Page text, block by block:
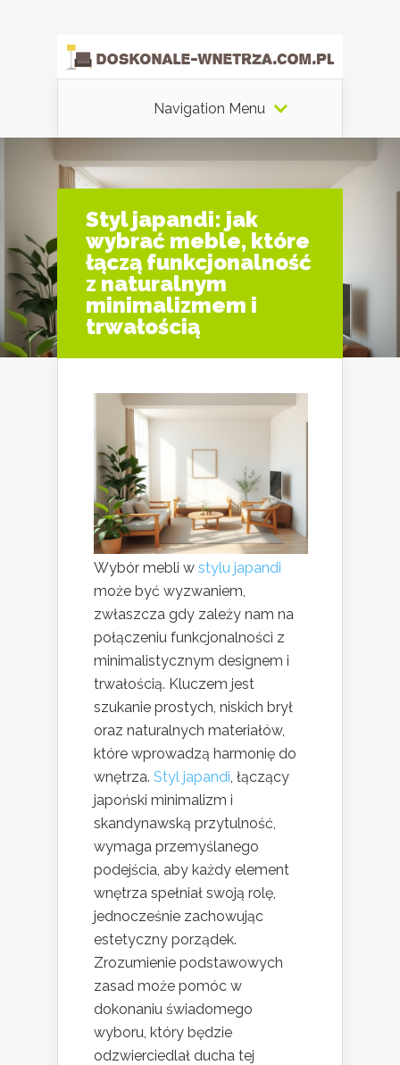
Navigation Menu
Styl japandi: jak
wybrać meble, które
łączą funkcjonalność
z naturalnym
minimalizmem i
trwałością
Wybór mebli w stylu japandi
może być wyzwaniem,
zwłaszcza gdy zależy nam na
połączeniu funkcjonalności z
minimalistycznym designem i
trwałością. Kluczem jest
szukanie prostych, niskich brył
oraz naturalnych materiałów,
które wprowadzą harmonię do
wnętrza. Styl japandi, łączący
japoński minimalizm i
skandynawską przytulność,
wymaga przemyślanego
podejścia, aby każdy element
wnętrza spełniał swoją rolę,
jednocześnie zachowując
estetyczny porządek.
Zrozumienie podstawowych
zasad może pomóc w
dokonaniu świadomego
wyboru, który będzie
odzwierciedlał ducha tej